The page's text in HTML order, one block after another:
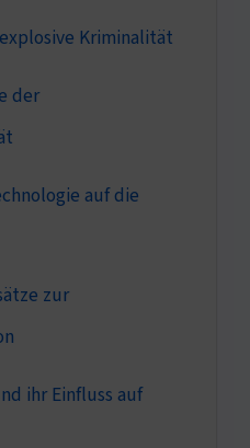
Kriminalität
der
auf die
zur
ihr Einfluss auf